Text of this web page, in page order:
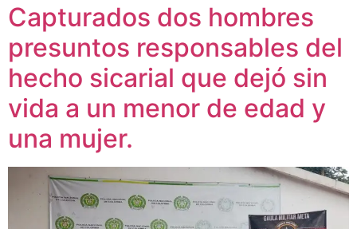
Capturados dos hombres
presuntos responsables del
hecho sicarial que dejó sin
vida a un menor de edad y
una mujer.